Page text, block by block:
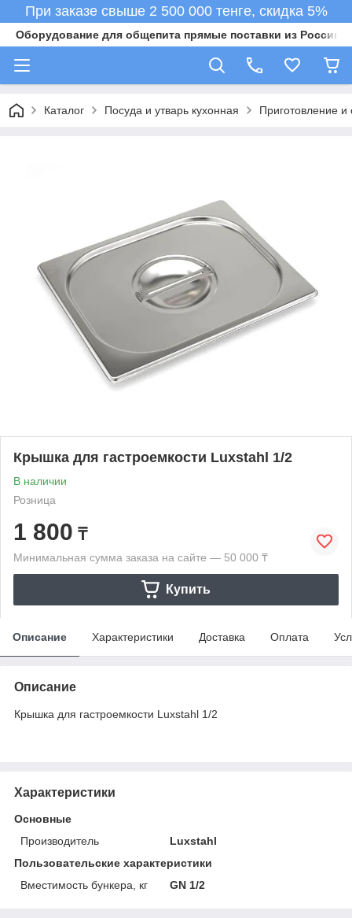
При заказе свыше 2 500 000 тенге, скидка 5%
Оборудование для общепита прямые поставки из России в
Каталог Посуда и утварь кухонная Приготовление
Крышка для гастроемкости Luxstahl 1/2
В наличии
Розница
1 800 ₸
Минимальная сумма заказа на сайте — 50 000 ₸
Купить
Описание Характеристики Доставка Оплата
Описание
Крышка для гастроемкости Luxstahl 1/2
Характеристики
Основные
Производитель
Luxstahl
Пользовательские характеристики
Вместимость бункера, кг
GN 1/2